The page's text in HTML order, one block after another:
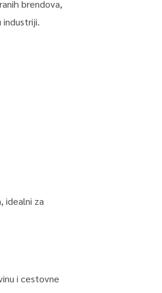
brendova,
idealni za
i cestovne